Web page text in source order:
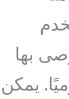
بها
يمكن